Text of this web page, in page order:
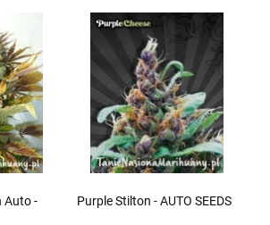
Auto -
Purple Stilton - AUTO SEEDS